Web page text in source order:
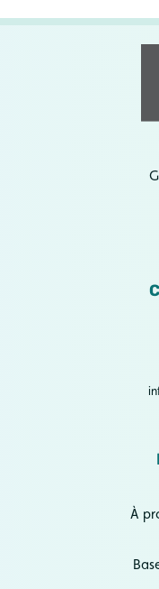
À